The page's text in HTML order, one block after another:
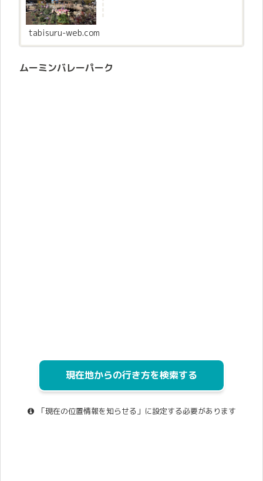
tabisuru-web.com
ムーミンバレーパーク
現在地からの行き方を検索する
「現在の位置情報を知らせる」に設定する必要があります